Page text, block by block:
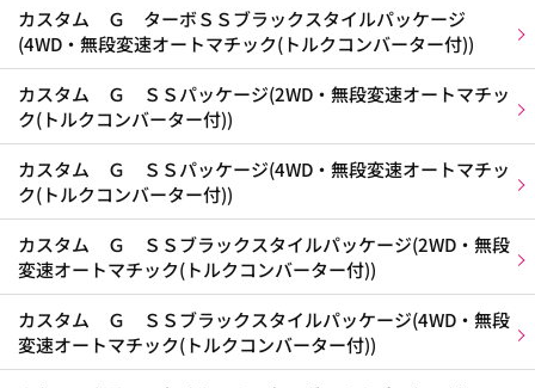
カスタム Ｇ ターボＳＳブラックスタイルパッケージ
(4WD・無段変速オートマチック(トルクコンバーター付))
カスタム Ｇ ＳＳパッケージ(2WD・無段変速オートマチッ
ク(トルクコンバーター付))
カスタム Ｇ ＳＳパッケージ(4WD・無段変速オートマチッ
ク(トルクコンバーター付))
カスタム Ｇ ＳＳブラックスタイルパッケージ(2WD・無段
変速オートマチック(トルクコンバーター付))
カスタム Ｇ ＳＳブラックスタイルパッケージ(4WD・無段
変速オートマチック(トルクコンバーター付))